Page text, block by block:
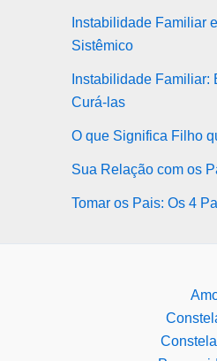
Instabilidade Familiar
Sistêmico
Instabilidade Familiar:
Curá-las
O que Significa Filho
Sua Relação com os
Tomar os Pais: Os 4